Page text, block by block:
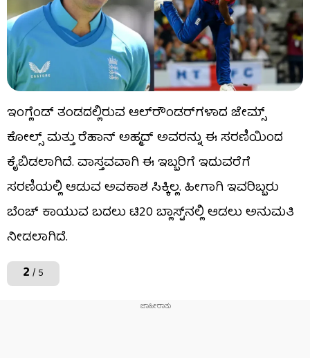
ಇಂಗ್ಲೆಂಡ್ ತಂಡದಲ್ಲಿರುವ ಆಲ್‌ರೌಂಡರ್‌ಗಳಾದ ಜೇಮ್ಸ್
ಕೋಲ್ಸ್ ಮತ್ತು ರೆಹಾನ್ ಅಹ್ಮದ್ ಅವರನ್ನು ಈ ಸರಣಿಯಿಂದ
ಕೈಬಿಡಲಾಗಿದೆ. ವಾಸ್ತವವಾಗಿ ಈ ಇಬ್ಬರಿಗೆ ಇದುವರೆಗೆ
ಸರಣಿಯಲ್ಲಿ ಆಡುವ ಅವಕಾಶ ಸಿಕ್ಕಿಲ್ಲ. ಹೀಗಾಗಿ ಇವರಿಬ್ಬರು
ಬೆಂಚ್ ಕಾಯುವ ಬದಲು ಟಿ20 ಬ್ಲಾಸ್ಟ್‌ನಲ್ಲಿ ಆಡಲು ಅನುಮತಿ
ನೀಡಲಾಗಿದೆ.
2 / 5